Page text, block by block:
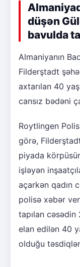
düşən
bavulda
Almaniyanın
Filderştadt
axtarılan 40
cansız bədəni
Roytlingen
görə,
piyada
işləyən
açarkən qadın
polisə xəbər
tapılan
elan edilən 40
olduğu